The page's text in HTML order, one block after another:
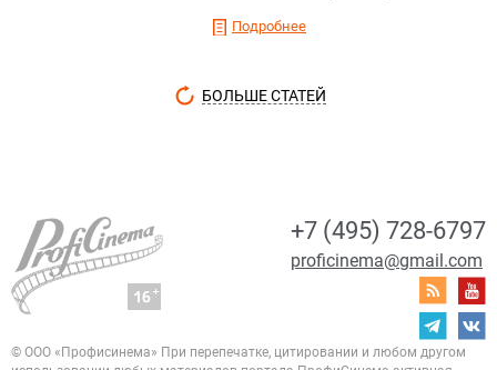
Подробнее
БОЛЬШЕ СТАТЕЙ
+7 (495) 728-6797
proficinema@gmail.com
© ООО «Профисинема» При перепечатке, цитировании и любом другом